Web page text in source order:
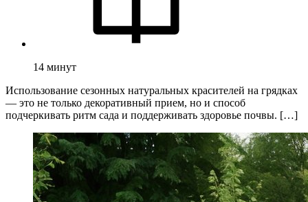
14 минут
Использование сезонных натуральных красителей на грядках
— это не только декоративный прием, но и способ
подчеркивать ритм сада и поддерживать здоровье почвы. […]